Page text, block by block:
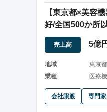
【東京都×美容
好/全国500か所
売上高 5億
地域
東京都
業種
医療
会社譲渡 専門家